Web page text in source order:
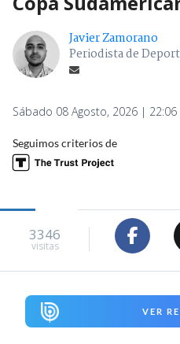
Javier Zamorano
Periodista de
Sábado 08 Agosto, 2026 | 22:06
Seguimos criterios de
3346
visitas
VER